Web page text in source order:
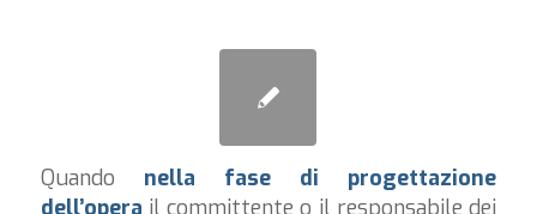
Quando nella fase di progettazione